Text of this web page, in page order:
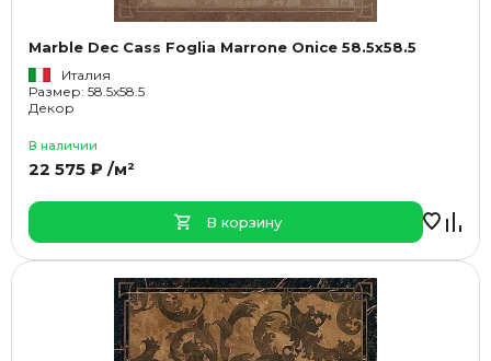
Marble Dec Cass Foglia Marrone Onice 58.5x58.5
Италия
Размер: 58.5x58.5
Декор
В наличии
22 575 ₽ /м²
В корзину